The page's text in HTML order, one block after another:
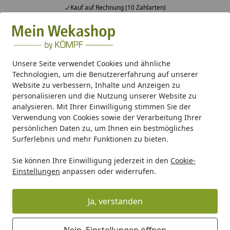
Unsere Seite verwendet Cookies und ähnliche
Technologien, um die Benutzererfahrung auf unserer
Website zu verbessern, Inhalte und Anzeigen zu
personalisieren und die Nutzung unserer Website zu
analysieren. Mit Ihrer Einwilligung stimmen Sie der
Verwendung von Cookies sowie der Verarbeitung Ihrer
persönlichen Daten zu, um Ihnen ein bestmögliches
Surferlebnis und mehr Funktionen zu bieten.
Sie können Ihre Einwilligung jederzeit in den Cookie-
Einstellungen anpassen oder widerrufen.
Ja, verstanden
Kauf auf Rechnung (10 Zahlarten)
Alle Produkte
Mein Konto
Suchen
Startseite
Gartenhaus Holz Gartenhaus Zubehör Dachrinnen
Kunststoff Dachrinnenset 402Ax für
Pultdach/Flachdach Gartenhäuser